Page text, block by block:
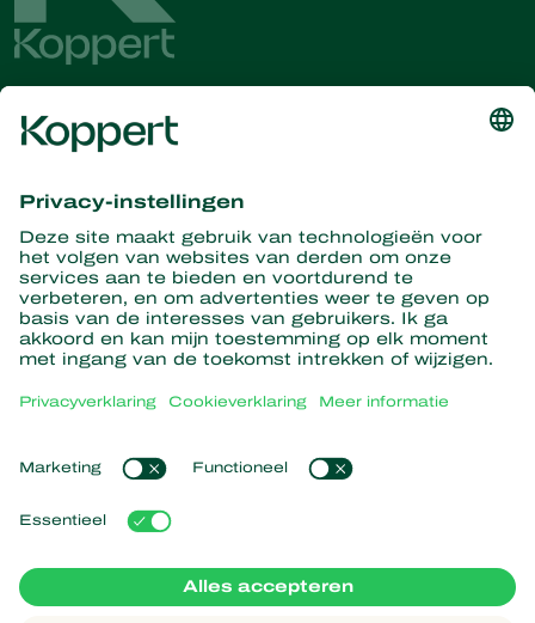
Ontvang het laatste nieuws en
informatie
Hier aanmelden
Partners with Nature
Roofmijten
Roofinsecten
Nuttige nematoden
Nuttige micro-organismen
Gewasbescherming
Nieuws en informatie
Duurzaamheid
Werken bij Koppert
Contact
Populaire links
Ervaringen van klanten
Koppert One
Koppert Global
Cookies beheren